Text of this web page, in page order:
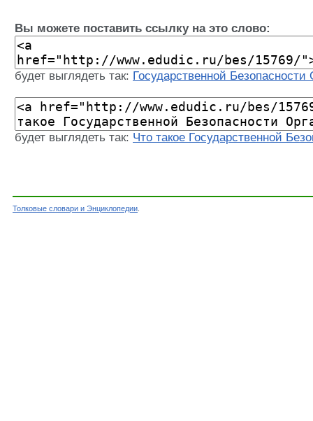
Вы можете поставить ссылку на это слово:
будет выглядеть так: Государственной Безопасности
будет выглядеть так: Что такое Государственной
Толковые словари и Энциклопедии